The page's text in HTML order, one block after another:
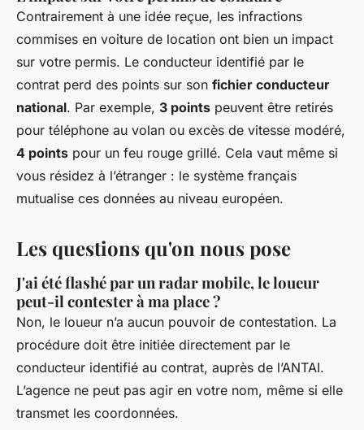
Contrairement à une idée reçue, les infractions
commises en voiture de location ont bien un impact
sur votre permis. Le conducteur identifié par le
contrat perd des points sur son fichier conducteur
national. Par exemple, 3 points peuvent être retirés
pour téléphone au volan ou excès de vitesse modéré,
4 points pour un feu rouge grillé. Cela vaut même si
vous résidez à l’étranger : le système français
mutualise ces données au niveau européen.
Les questions qu'on nous pose
J'ai été flashé par un radar mobile, le loueur
peut-il contester à ma place ?
Non, le loueur n’a aucun pouvoir de contestation. La
procédure doit être initiée directement par le
conducteur identifié au contrat, auprès de l’ANTAI.
L’agence ne peut pas agir en votre nom, même si elle
transmet les coordonnées.